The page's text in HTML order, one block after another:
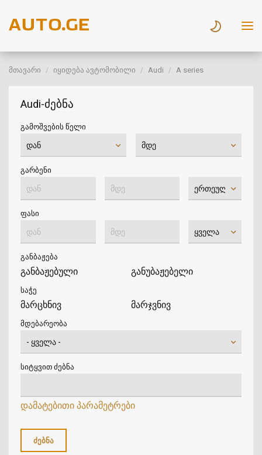
მთავარი იყიდება ავტომობილი Audi A series
Audi-ძებნა
გამოშვების წელი
გარბენი
ფასი
განბაჟება
განბაჟებული განუბაჟებელი
საჭე
მარცხნივ მარჯვნივ
მდებარეობა
სიტყვით ძებნა
დამატებითი პარამეტრები